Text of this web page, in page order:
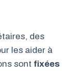
des
les aider à
sont fixées